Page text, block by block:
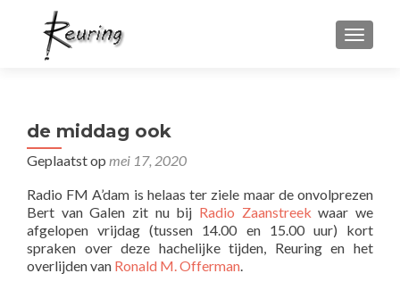
de middag ook
Geplaatst op mei 17, 2020
Radio FM A’dam is helaas ter ziele maar de onvolprezen
Bert van Galen zit nu bij Radio Zaanstreek waar we
afgelopen vrijdag (tussen 14.00 en 15.00 uur) kort
spraken over deze hachelijke tijden, Reuring en het
overlijden van Ronald M. Offerman.